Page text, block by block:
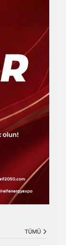
TÜMÜ